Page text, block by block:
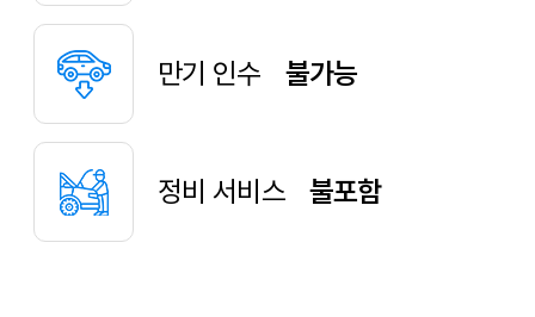
만기 인수 불가능
정비 서비스 불포함